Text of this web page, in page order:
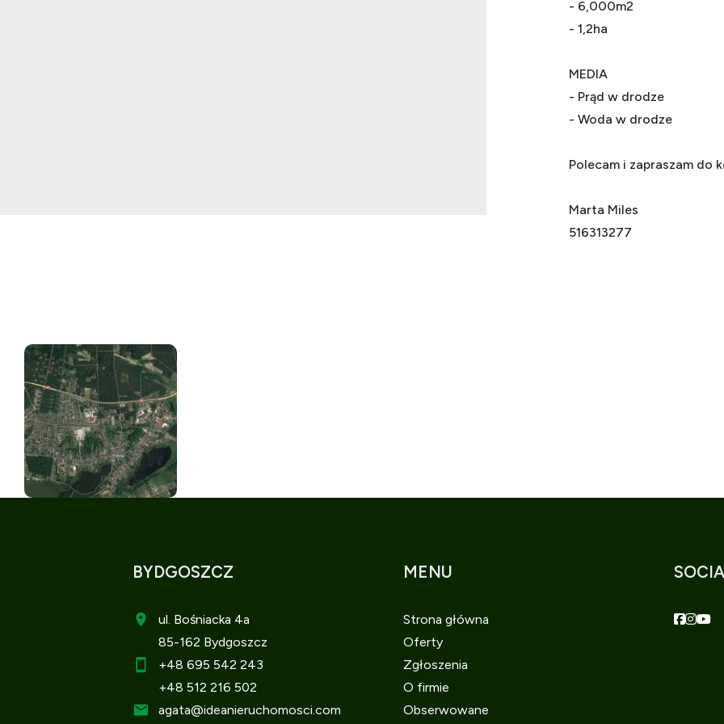
- 6,000m2
- 1,2ha
MEDIA
- Prąd w drodze
- Woda w drodze
Polecam i zapraszam do
Marta Miles
516313277
BYDGOSZCZ
ul. Bośniacka 4a
85-162 Bydgoszcz
+48 695 542 243
+48 512 216 502
agata@ideanieruchomosci.com
MENU
Strona główna
Oferty
Zgłoszenia
O firmie
Obserwowane
Facebook